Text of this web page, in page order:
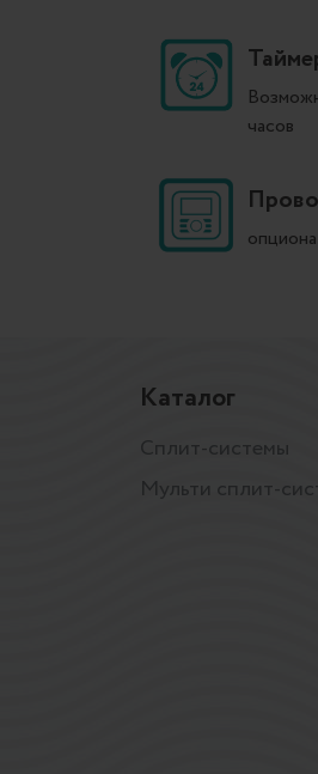
часов
Каталог
Сплит-системы
Мульти сплит-